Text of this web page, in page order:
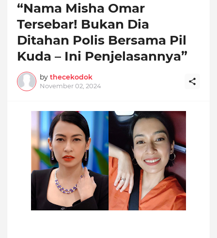
“Nama Misha Omar
Tersebar! Bukan Dia
Ditahan Polis Bersama Pil
Kuda – Ini Penjelasannya”
by thecekodok
November 02, 2024